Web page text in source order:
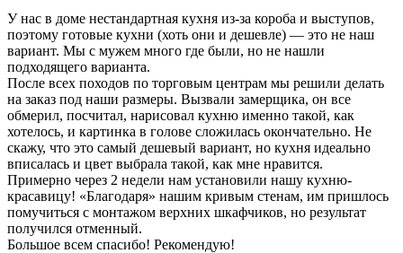
У нас в доме нестандартная кухня из-за короба и выступов,
поэтому готовые кухни (хоть они и дешевле) — это не наш
вариант. Мы с мужем много где были, но не нашли
подходящего варианта.
После всех походов по торговым центрам мы решили делать
на заказ под наши размеры. Вызвали замерщика, он все
обмерил, посчитал, нарисовал кухню именно такой, как
хотелось, и картинка в голове сложилась окончательно. Не
скажу, что это самый дешевый вариант, но кухня идеально
вписалась и цвет выбрала такой, как мне нравится.
Примерно через 2 недели нам установили нашу кухню-
красавицу! «Благодаря» нашим кривым стенам, им пришлось
помучиться с монтажом верхних шкафчиков, но результат
получился отменный.
Большое всем спасибо! Рекомендую!